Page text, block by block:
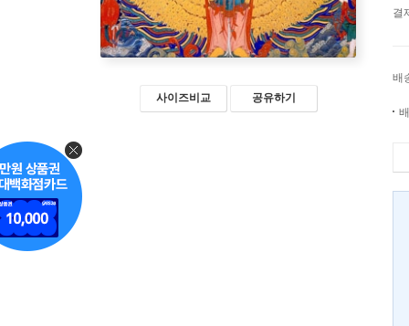
사이즈비교 공유하기
결
배